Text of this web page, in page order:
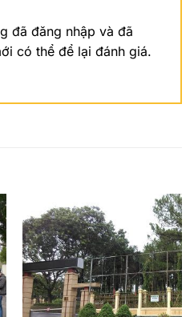
đã đăng nhập và đã
có thể để lại đánh giá.